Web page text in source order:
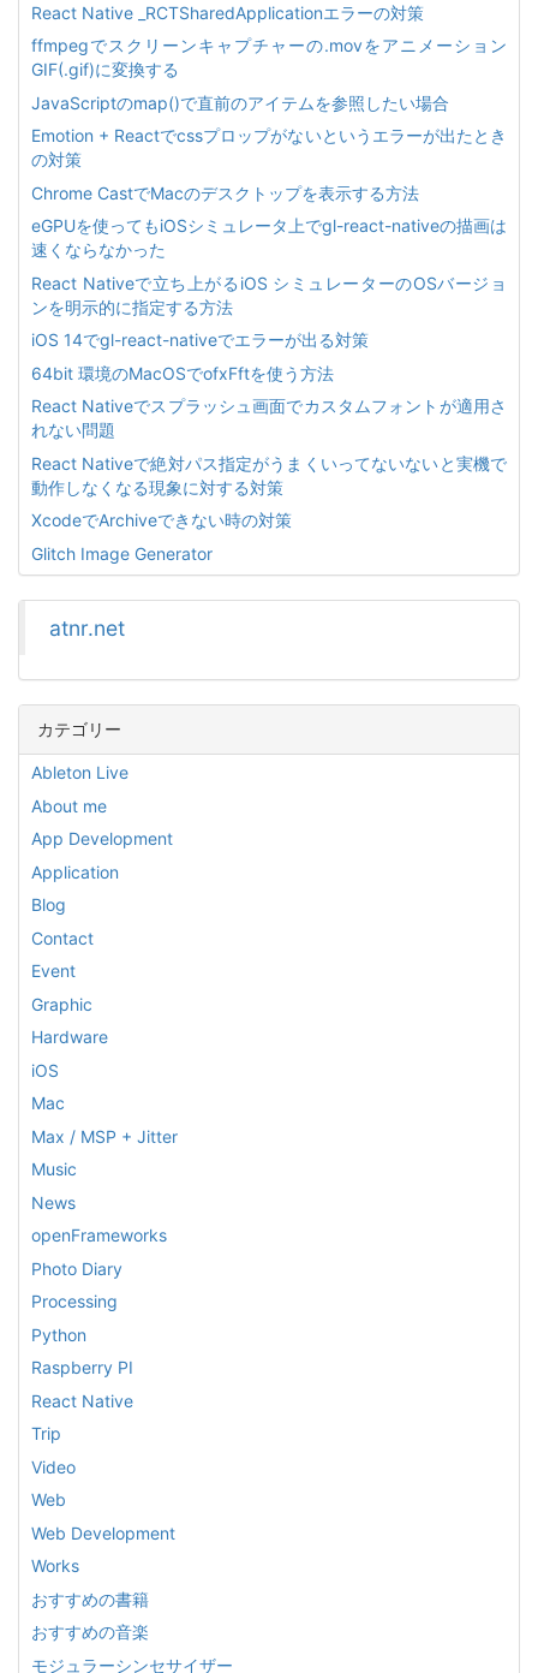
React Native _RCTSharedApplicationエラーの対策
ffmpegでスクリーンキャプチャーの.movをアニメーション
GIF(.gif)に変換する
JavaScriptのmap()で直前のアイテムを参照したい場合
Emotion + Reactでcssプロップがないというエラーが出たとき
の対策
Chrome CastでMacのデスクトップを表示する方法
eGPUを使ってもiOSシミュレータ上でgl-react-nativeの描画は
速くならなかった
React Nativeで立ち上がるiOS シミュレーターのOSバージョ
ンを明示的に指定する方法
iOS 14でgl-react-nativeでエラーが出る対策
64bit 環境のMacOSでofxFftを使う方法
React Nativeでスプラッシュ画面でカスタムフォントが適用さ
れない問題
React Nativeで絶対パス指定がうまくいってないないと実機で
動作しなくなる現象に対する対策
XcodeでArchiveできない時の対策
Glitch Image Generator
atnr.net
カテゴリー
Ableton Live
About me
App Development
Application
Blog
Contact
Event
Graphic
Hardware
iOS
Mac
Max / MSP + Jitter
Music
News
openFrameworks
Photo Diary
Processing
Python
Raspberry PI
React Native
Trip
Video
Web
Web Development
Works
おすすめの書籍
おすすめの音楽
モジュラーシンセサイザー